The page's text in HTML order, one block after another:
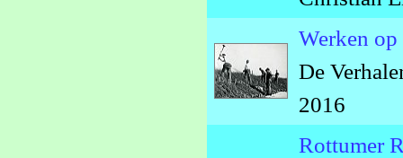
Werken
De
2016
Rottumer